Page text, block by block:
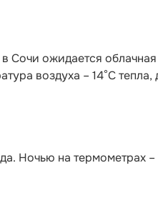
в Сочи ожидается
воздуха – 14°C тепла,
Ночью на термометрах –